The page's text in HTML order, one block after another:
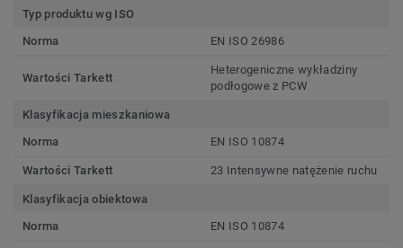
Typ produktu wg ISO
Norma
EN ISO 26986
Wartości Tarkett
Heterogeniczne wykładziny
podłogowe z PCW
Klasyfikacja mieszkaniowa
Norma
EN ISO 10874
Wartości Tarkett 23 Intensywne natężenie ruchu
Klasyfikacja obiektowa
Norma
EN ISO 10874